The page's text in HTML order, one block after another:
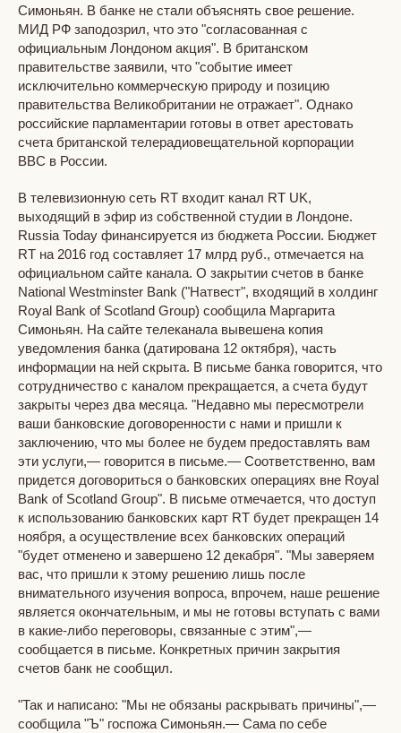
Симоньян. В банке не стали объяснять свое решение.
МИД РФ заподозрил, что это "согласованная с
официальным Лондоном акция". В британском
правительстве заявили, что "событие имеет
исключительно коммерческую природу и позицию
правительства Великобритании не отражает". Однако
российские парламентарии готовы в ответ арестовать
счета британской телерадиовещательной корпорации
BBC в России.
В телевизионную сеть RT входит канал RT UK,
выходящий в эфир из собственной студии в Лондоне.
Russia Today финансируется из бюджета России. Бюджет
RT на 2016 год составляет 17 млрд руб., отмечается на
официальном сайте канала. О закрытии счетов в банке
National Westminster Bank ("Натвест", входящий в холдинг
Royal Bank of Scotland Group) сообщила Маргарита
Симоньян. На сайте телеканала вывешена копия
уведомления банка (датирована 12 октября), часть
информации на ней скрыта. В письме банка говорится, что
сотрудничество с каналом прекращается, а счета будут
закрыты через два месяца. "Недавно мы пересмотрели
ваши банковские договоренности с нами и пришли к
заключению, что мы более не будем предоставлять вам
эти услуги,— говорится в письме.— Соответственно, вам
придется договориться о банковских операциях вне Royal
Bank of Scotland Group". В письме отмечается, что доступ
к использованию банковских карт RT будет прекращен 14
ноября, а осуществление всех банковских операций
"будет отменено и завершено 12 декабря". "Мы заверяем
вас, что пришли к этому решению лишь после
внимательного изучения вопроса, впрочем, наше решение
является окончательным, и мы не готовы вступать с вами
в какие-либо переговоры, связанные с этим",—
сообщается в письме. Конкретных причин закрытия
счетов банк не сообщил.
"Так и написано: "Мы не обязаны раскрывать причины",—
сообщила "Ъ" госпожа Симоньян.— Сама по себе